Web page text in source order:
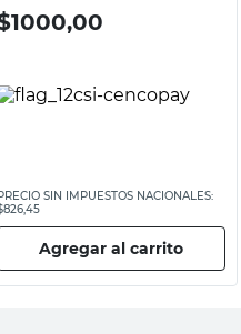
1000,00
SIN IMPUESTOS NACIONALES:
Agregar al carrito